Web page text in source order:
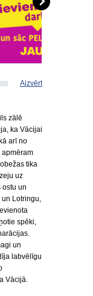
Aizvērt
zālē
ka Vācijai
arī no
tika
uz
ostu un
Lotringu,
spēki,
un
labvēlīgu
Vācijā.